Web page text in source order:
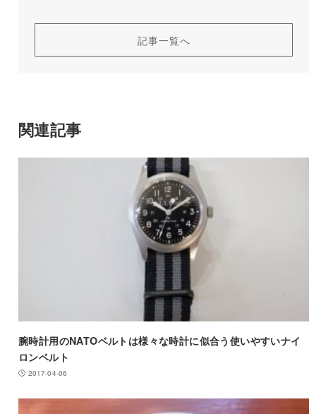
記事一覧へ
関連記事
腕時計用のNATOベルトは様々な時計に似合う使いやすいナイ
ロンベルト
2017-04-06